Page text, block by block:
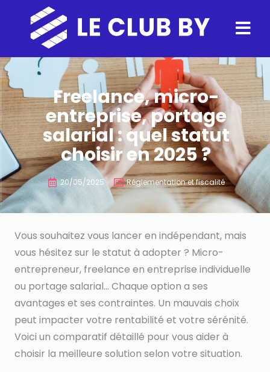
Freelance, micro-
entreprise, portage
salarial : quel statut
choisir en 2025 ?
20/05/2025 Réglementation et fiscalité
Vous souhaitez vous lancer en indépendant, mais
vous hésitez sur le statut à adopter ? Micro-
entrepreneur, freelance en entreprise individuelle
ou portage salarial… Chaque option a ses
avantages et ses contraintes. Un mauvais choix
peut impacter votre rentabilité et votre sérénité.
Voici un comparatif détaillé pour vous aider à
choisir la meilleure solution selon votre situation.